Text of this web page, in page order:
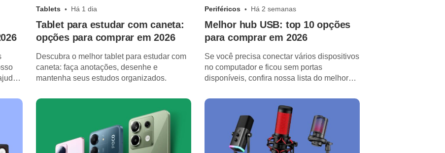
Tablets Há 1 dia
Tablet para estudar com caneta:
opções para comprar em 2026
Descubra o melhor tablet para estudar com
caneta: faça anotações, desenhe e
mantenha seus estudos organizados.
Periféricos Há 2 semanas
Melhor hub USB: top 10 opções
para comprar em 2026
Se você precisa conectar vários dispositivos
no computador e ficou sem portas
disponíveis, confira nossa lista do melhor